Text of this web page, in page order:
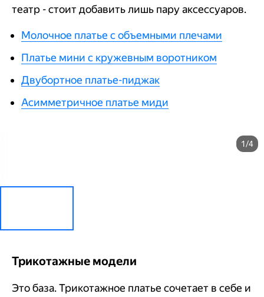
театр - стоит добавить лишь пару аксессуаров.
Молочное платье с объемными плечами
Платье мини с кружевным воротником
Двубортное платье-пиджак
Асимметричное платье миди
1/4
Трикотажные модели
Это база. Трикотажное платье сочетает в себе и